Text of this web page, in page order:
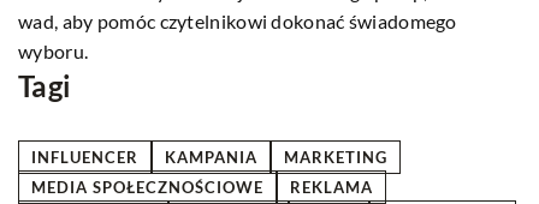
odpowiada Twoim potrzebom i stylowi życia. Dowiedz się,
na co zwrócić uwagę, aby zabezpieczyć siebie i bliskich.
Tagi
INFLUENCER KAMPANIA
MARKETING
MEDIA SPOŁECZNOŚCIOWE
REKLAMA